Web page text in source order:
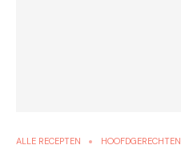
ALLE RECEPTEN HOOFDGERECHTEN